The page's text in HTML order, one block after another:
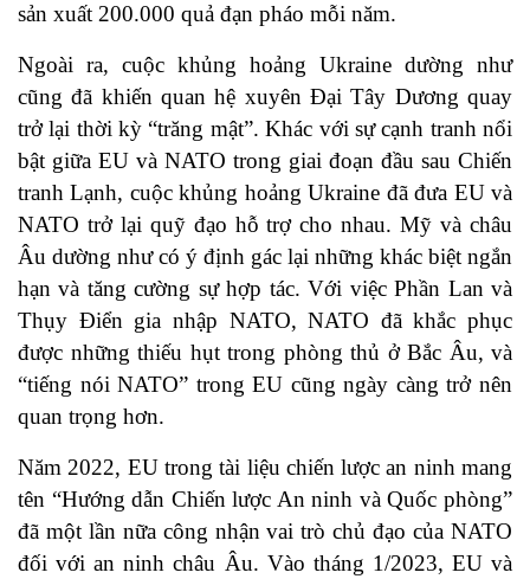
sản xuất 200.000 quả đạn pháo mỗi năm.
Ngoài ra, cuộc khủng hoảng Ukraine dường như
cũng đã khiến quan hệ xuyên Đại Tây Dương quay
trở lại thời kỳ “trăng mật”. Khác với sự cạnh tranh nổi
bật giữa EU và NATO trong giai đoạn đầu sau Chiến
tranh Lạnh, cuộc khủng hoảng Ukraine đã đưa EU và
NATO trở lại quỹ đạo hỗ trợ cho nhau. Mỹ và châu
Âu dường như có ý định gác lại những khác biệt ngắn
hạn và tăng cường sự hợp tác. Với việc Phần Lan và
Thụy Điển gia nhập NATO, NATO đã khắc phục
được những thiếu hụt trong phòng thủ ở Bắc Âu, và
“tiếng nói NATO” trong EU cũng ngày càng trở nên
quan trọng hơn.
Năm 2022, EU trong tài liệu chiến lược an ninh mang
tên “Hướng dẫn Chiến lược An ninh và Quốc phòng”
đã một lần nữa công nhận vai trò chủ đạo của NATO
đối với an ninh châu Âu. Vào tháng 1/2023, EU và